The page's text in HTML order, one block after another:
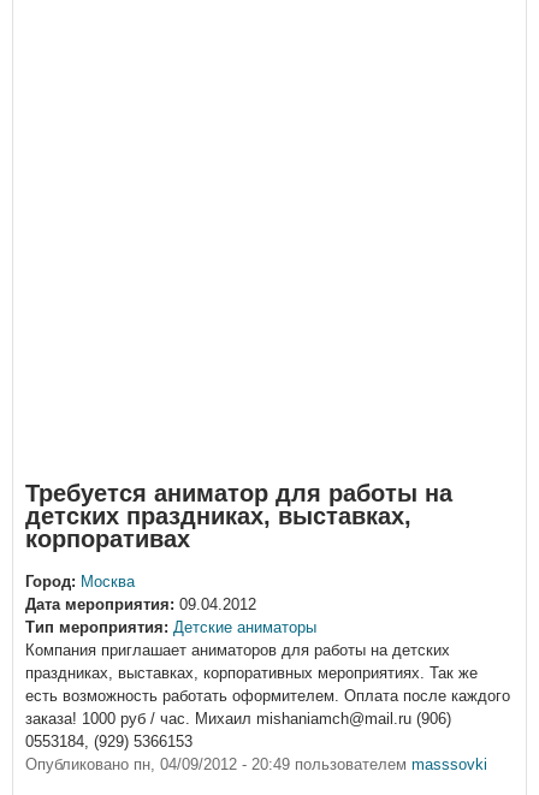
Требуется аниматор для работы на
детских праздниках, выставках,
корпоративах
Город: Москва
Дата мероприятия: 09.04.2012
Тип мероприятия: Детские аниматоры
Компания приглашает аниматоров для работы на детских
праздниках, выставках, корпоративных мероприятиях. Так же
есть возможность работать оформителем. Оплата после каждого
заказа! 1000 руб / час. Михаил mishaniamch@mail.ru (906)
0553184, (929) 5366153
Опубликовано пн, 04/09/2012 - 20:49 пользователем masssovki